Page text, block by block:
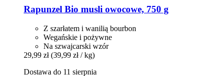
Rapunzel Bio musli owocowe, 750 g
Z szarłatem i wanilią bourbon
Wegańskie i pożywne
Na szwajcarski wzór
29,99 zł (39,99 zł / kg)
Dostawa do 11 sierpnia